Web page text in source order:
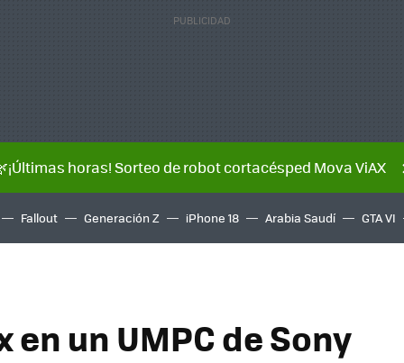
horas! Sorteo de robot cortacésped Mova ViAX
Fallout Generación Z iPhone 18 Arabia Saudí GTA VI
en un UMPC de Sony